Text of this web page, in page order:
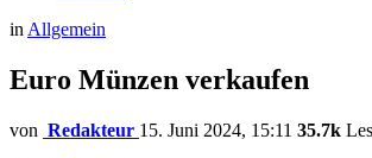
in Allgemein
Euro Münzen verkaufen
von Redakteur 15. Juni 2024, 15:11 35.7k